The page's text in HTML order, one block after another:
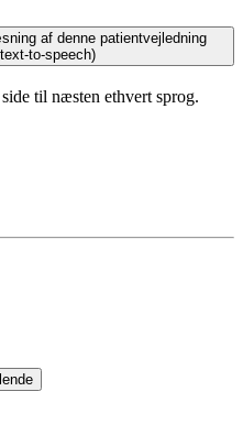
af denne patientvejledning
to-speech)
til næsten ethvert sprog.